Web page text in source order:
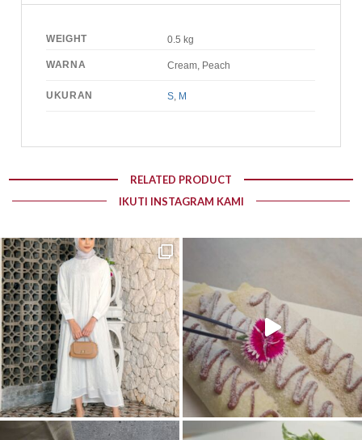
WEIGHT 0.5 kg
WARNA Cream, Peach
UKURAN S M
RELATED PRODUCT
IKUTI INSTAGRAM KAMI